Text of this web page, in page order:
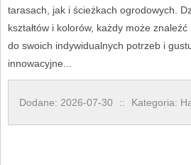
tarasach, jak i ścieżkach ogrodowych.
kształtów i kolorów, każdy może
do swoich indywidualnych potrzeb i
innowacyjne...
Dodane: 2026-07-30 :: Kategoria: